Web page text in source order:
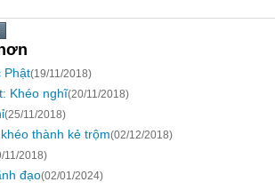
Phật(19/11/2018)
Khéo nghĩ(20/11/2018)
(25/11/2018)
thành kẻ trộm(02/12/2018)
11/2018)
đạo(02/01/2024)